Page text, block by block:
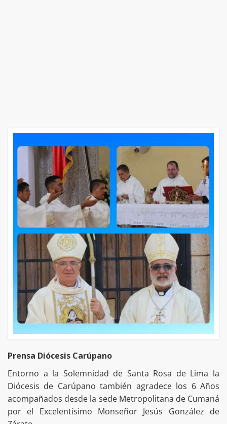
Prensa Diócesis Carúpano
Entorno a la Solemnidad de Santa Rosa de Lima la
Diócesis de Carúpano también agradece los 6 Años
acompañados desde la sede Metropolitana de Cumaná
por el Excelentísimo Monseñor Jesús González de